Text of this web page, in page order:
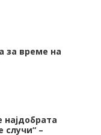
за време на
најдобрата
–